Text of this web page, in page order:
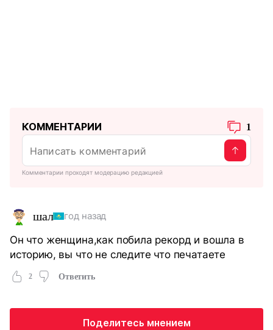
КОММЕНТАРИИ 1
Комментарии проходят модерацию редакцией
шал год назад
Он что женщина,как побила рекорд и вошла в
историю, вы что не следите что печатаете
2 Ответить
Поделитесь мнением